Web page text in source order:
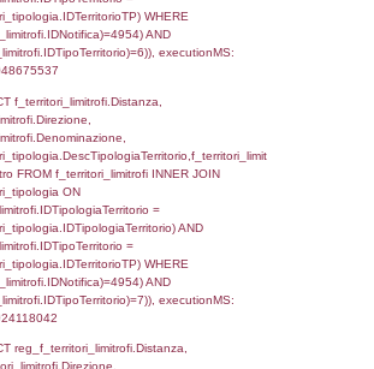
INNER JOIN ((el_comuni INNER
el_comuni.IstProvincia =
JOIN el_regioni ON
ON
WHERE
0.00053977966308594
SELECT
'; ') AS DescAltro,
=